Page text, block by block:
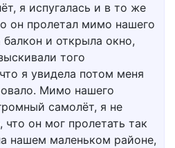
я испугалась и в то же
он пролетал мимо нашего
и открыла окно,
того
я увидела потом меня
Мимо нашего
самолёт, я не
что он мог пролетать так
нашем маленьком районе,